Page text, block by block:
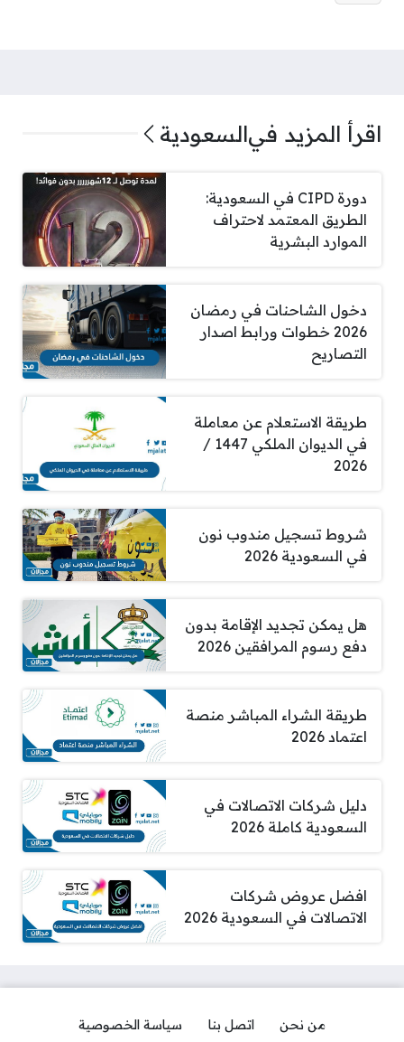
اقرأ المزيد فيالسعودية
دورة CIPD في السعودية:
الطريق المعتمد لاحتراف
الموارد البشرية
دخول الشاحنات في رمضان
2026 خطوات ورابط اصدار
التصاريح
طريقة الاستعلام عن معاملة
في الديوان الملكي 1447 /
2026
شروط تسجيل مندوب نون
في السعودية 2026
هل يمكن تجديد الإقامة بدون
دفع رسوم المرافقين 2026
طريقة الشراء المباشر منصة
اعتماد 2026
دليل شركات الاتصالات في
السعودية كاملة 2026
افضل عروض شركات
الاتصالات في السعودية 2026
من نحن اتصل بنا سياسة الخصوصية